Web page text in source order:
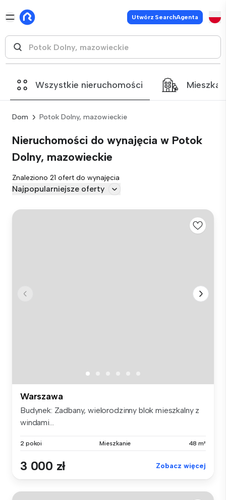
Utwórz SearchAgenta
Wszystkie nieruchomości
Dom Potok Dolny, mazowieckie
Nieruchomości do wynajęcia w Potok
Dolny, mazowieckie
Znaleziono 21 ofert do wynajęcia
Najpopularniejsze oferty
Warszawa
Budynek: Zadbany, wielorodzinny blok mieszkalny z
windami...
2 pokoi Mieszkanie 48 m²
3 000 zł Zobacz więcej